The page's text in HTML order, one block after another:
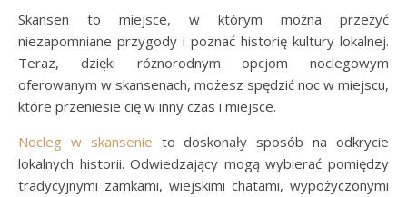
Skansen to miejsce, w którym można przeżyć
niezapomniane przygody i poznać historię kultury lokalnej.
Teraz, dzięki różnorodnym opcjom noclegowym
oferowanym w skansenach, możesz spędzić noc w miejscu,
które przeniesie cię w inny czas i miejsce.
Nocleg w skansenie to doskonały sposób na odkrycie
lokalnych historii. Odwiedzający mogą wybierać pomiędzy
tradycyjnymi zamkami, wiejskimi chatami, wypożyczonymi